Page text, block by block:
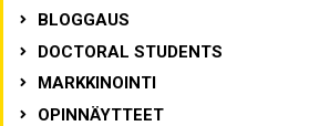
BLOGGAUS
DOCTORAL STUDENTS
MARKKINOINTI
OPINNÄYTTEET